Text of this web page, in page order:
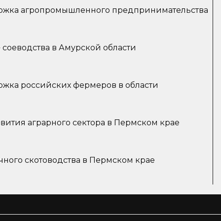
агропромышленного предпринимательства
в Амурской области
российских фермеров в области
аграрного сектора в Пермском крае
скотоводства в Пермском крае